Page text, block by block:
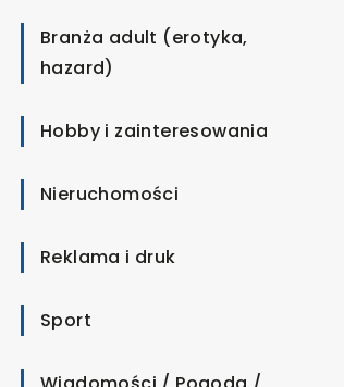
Branża adult (erotyka,
hazard)
Hobby i zainteresowania
Nieruchomości
Reklama i druk
Sport